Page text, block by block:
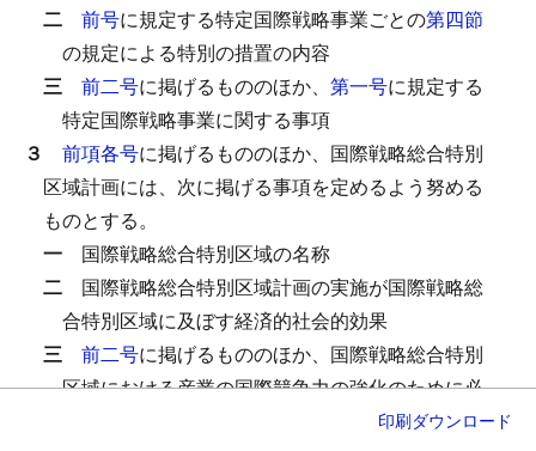
二 前号に規定する特定国際戦略事業ごとの第四節
の規定による特別の措置の内容
三 前二号に掲げるもののほか、 第一号に規定する
特定国際戦略事業に関する事項
３ 前項各号に掲げるもののほか、国際戦略総合特別
区域計画には、次に掲げる事項を定めるよう努める
ものとする。
一 国際戦略総合特別区域の名称
二 国際戦略総合特別区域計画の実施が国際戦略総
合特別区域に及ぼす経済的社会的効果
三 前二号に掲げるもののほか、国際戦略総合特別
区域における産業の国際競争力の強化のために必
印刷ダウンロード